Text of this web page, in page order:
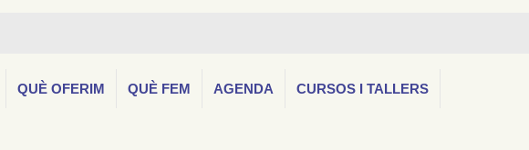
QUÈ OFERIM QUÈ FEM AGENDA CURSOS I TALLERS